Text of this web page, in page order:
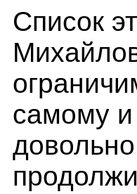
Список
самому
довольно